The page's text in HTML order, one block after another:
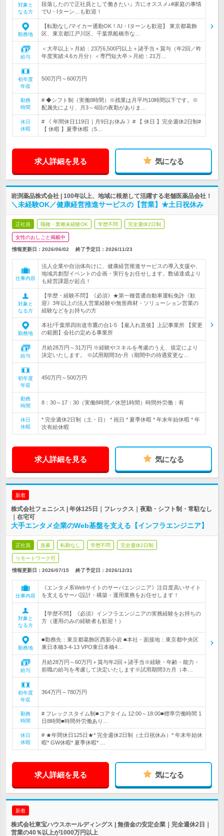
対象と
なる方
段落したので正社員として働きたい』方にオススメ♪#家庭の事情
でU・Iターン…も歓迎！
勤務地
【転勤なし/マイカー通勤OK！/U・Iターンも歓迎】 東京都葛飾
区、東京都江戸川区、千葉県船橋市な…
給与
＜大卒以上＞月給：23万6,500円以上＋諸手当＋賞与（年2回／昨
年度実績:4.6カ月分）＜専門短大卒＞月給：21万…
初年度
年収
500万円～600万円
勤務
時間
# ◆シフト制（実働8時間）※残業は月平均10時間以下です。※
配属先により、月3～4回の夜勤がありま…
休日
休暇
# 《 年間休日119日｜月9日お休み 》# 【 休日 】完全週休2日制#
【 休暇 】夏季休暇（5…
求人詳細を見る 気になる
岩渕薬品株式会社 | 100年以上、地域に根差して活躍する老舗医薬品会社！
＼未経験OK／健康経営推進サービスの【営業】★土日祝休み
正社員 職種・業種未経験OK 学歴不問 完全週休2日制
女性のおしごと掲載中
情報更新日：2026/06/02 終了予定日： 2026/11/23
仕事内容
法人企業や自治体向けに、健康経営推進サービスの導入支援や、
地域共創型イベントの企画・実行をお任せします。数値達成より
も経営課題が起点！
対象と
なる方
【学歴・経験不問】《必須》★第一種普通自動車運転免許《歓
迎》3年以上の法人営業経験や無形商材・ソリューション営業の
経験などをお持ちの方
勤務地
本社/千葉県四街道市鷹の台1-5 【雇入れ直後】上記事業所 【変更
の範囲】会社の定める事業所
給与
月給28万円～31万円 ※経験やスキルを考慮のうえ、規定により
決定いたします。 ※試用期間3か月（期間中の待遇変更な…
初年度
年収
450万円～500万円
勤務
時間
8：30～17：30（実働8時間／休憩1時間）時間外労働：有
休日
休暇
* 完全週休2日制（土・日） * 祝日 * 夏季休暇 * 年末年始休暇 * 年
次有給休暇
求人詳細を見る 気になる
新着
株式会社フェニシス | 年休125日｜フレックス｜夜勤・シフト制・常駐なし
｜在宅可
大手エンタメ企業のWeb基盤を支える【インフラエンジニア】
正社員 急募 転勤なし 学歴不問 完全週休2日制
リモートワーク可
情報更新日：2026/07/15 終了予定日： 2026/12/31
仕事内容
《エンタメ系Webサイトのサーバエンジニア》注目度高いサイト
を支えるサーバ設計・構築・運用業務をお任せします！
対象と
なる方
【学歴不問】《必須》インフラエンジニアの実務経験をお持ちの
方（運用のみの経験者も歓迎！）
勤務地
■勤務先：東京都葛飾区西新小岩 ■本社・面接地：東京都中央区
東日本橋3-4-13 VPO東日本橋4…
給与
月給28万円～60万円＋賞与年2回＋諸手当※経験・年齢・能力・
前職の給与を考慮して決定いたします※試用期間3カ月（本…
初年度
年収
364万円～780万円
勤務
時間
# フレックスタイム制■コアタイム 12:00～18:00■標準労働時間 1
日8時間■時間外労働あり…
休日
休暇
# ★年間休日125日★* 完全週休2日制（土日祝休み）* 年末年始休
暇* GW休暇* 夏季休暇* …
求人詳細を見る 気になる
新着
株式会社東宝ハウスホールディングス | 無借金の安定企業｜完全週休2日｜
営業の40％以上が1000万円以上